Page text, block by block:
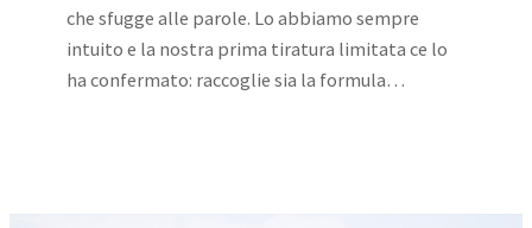
che sfugge alle parole. Lo abbiamo sempre
intuito e la nostra prima tiratura limitata ce lo
ha confermato: raccoglie sia la formula…